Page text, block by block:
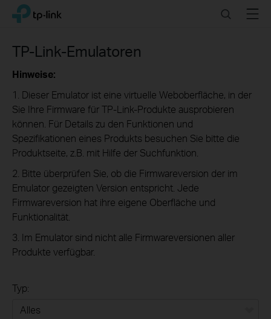
Click
the
navigation
TP-Link, Reliably Smart SearchMenu
TP-Link-Emulatoren
Hinweise:
1. Dieser Emulator ist eine virtuelle Weboberfläche, in der
Sie Ihre Firmware für TP-Link-Produkte ausprobieren
können. Für Details zu den Funktionen und
Spezifikationen eines Produkts besuchen Sie bitte die
Produktseite, z.B. mit Hilfe der Suchfunktion.
2. Bitte überprüfen Sie, ob die Firmwareversion der im
Emulator gezeigten Version entspricht. Jede
Firmwareversion hat ihre eigene Oberfläche und
Funktionalität.
3. Im Emulator sind nicht alle Firmwareversionen aller
Produkte verfügbar.
Typ: